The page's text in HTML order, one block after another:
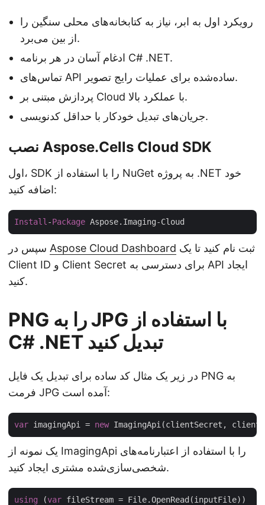
رویکرد اول به ابر، نیاز به کتابخانه‌های محلی سنگین را
از بین می‌برد.
ادغام آسان در هر برنامه C# .NET.
تماس‌های API ساده‌شده برای عملیات رایج تصویر.
پردازش مبتنی بر Cloud با عملکرد بالا.
جریان‌های تبدیل خودکار با حداقل کدنویسی.
نصب Aspose.Cells Cloud SDK
اول، SDK را با استفاده از NuGet به پروژه .NET خود
اضافه کنید:
Install -Package
Aspose Cloud Dashboard
Client ID و Client Secret برای دسترسی به API ایجاد
کنید.
PNG را به JPG با استفاده از
C# .NET تبدیل کنید
در زیر یک مثال کد ساده برای تبدیل یک فایل PNG به
فرمت JPG آمده است:
var imagingApi = new
یک نمونه از ImagingApi را با استفاده از اعتبارنامه‌های
شخصی‌سازی‌شده مشتری ایجاد کنید.
using (var